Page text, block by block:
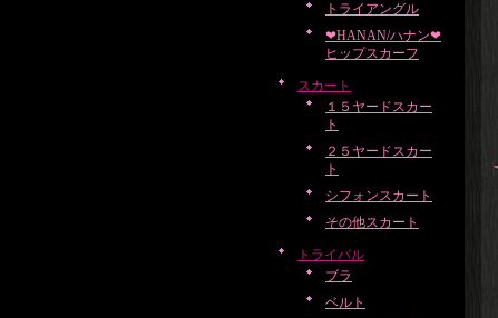
トライアングル
❤HANAN/ハナン❤
ヒップスカーフ
スカート
１５ヤードスカー
ト
２５ヤードスカー
ト
シフォンスカート
その他スカート
トライバル
ブラ
ベルト